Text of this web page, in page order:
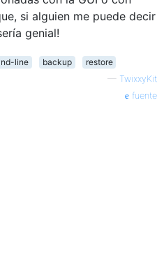
si alguien me puede decir
genial!
line backup
restore
— TwixxyKit
fuente